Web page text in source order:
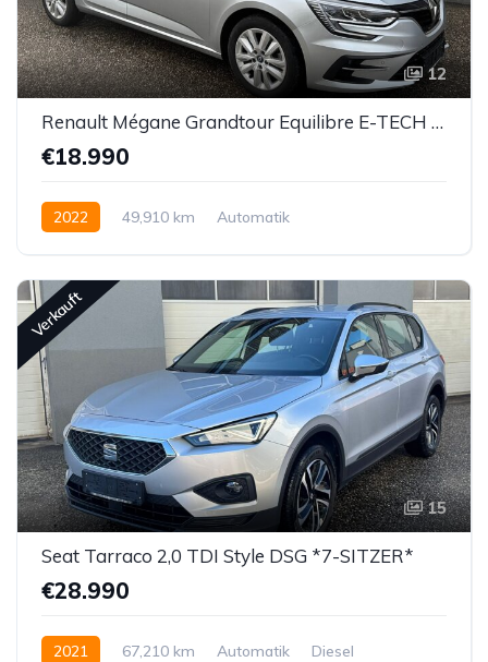
12
Renault Mégane Grandtour Equilibre E-TECH Plug-In PHEV 160
€18.990
2022 49,910 km
Automatik
Verkauft
15
Seat Tarraco 2,0 TDI Style DSG *7-SITZER*
€28.990
2021 67,210 km Automatik
Diesel